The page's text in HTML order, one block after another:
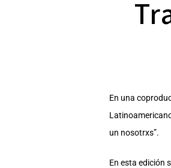
En una
un nosotrxs”.
En esta edición